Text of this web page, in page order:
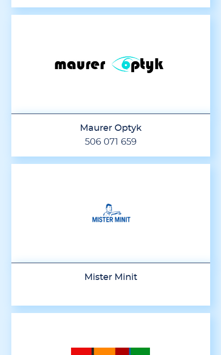
Maurer Optyk
506 071 659
Mister Minit